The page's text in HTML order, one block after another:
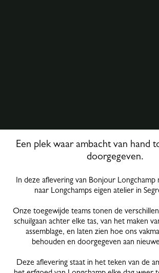
Een plek waar ambacht van hand
doorgegeven.
In deze aflevering van Bonjour Longchamp
naar Longchamps eigen atelier in
Onze toegewijde teams tonen de
schuilgaan achter elke tas, van het maken
assemblage, en laten zien hoe ons
behouden en doorgegeven aan
Deze aflevering staat in het teken van de